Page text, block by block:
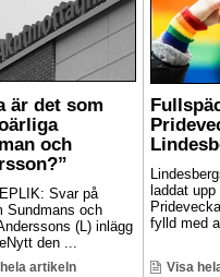
är det som
och
Svar på
Sundmans och
(L) inlägg
den ...
artikeln
laddat
fylld med
Visa